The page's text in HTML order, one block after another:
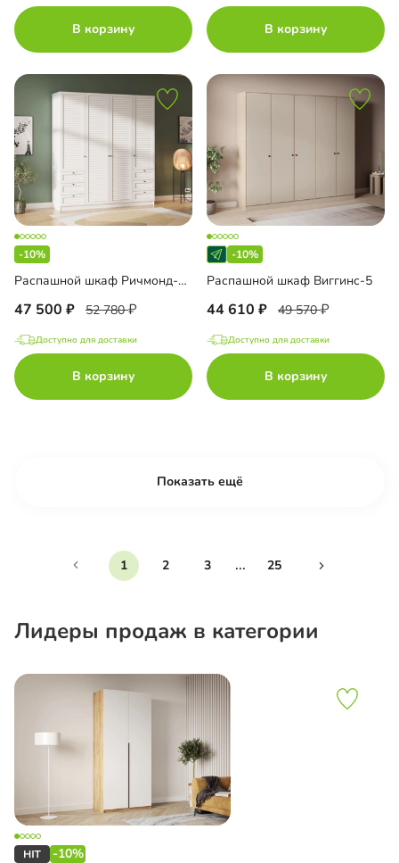
В корзину В корзину
-10%
Распашной шкаф Ричмонд-4.3
47 500 52 780
Доступно для доставки
В корзину
-10%
Распашной шкаф Виггинс-5
44 610 49 570
Доступно для доставки
В корзину
Показать ещё
1 2 3 ... 25
Лидеры продаж в категории
-10%